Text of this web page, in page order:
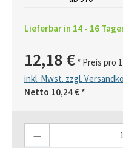
Lieferbar in 14 - 16
12,18 € * Preis pro
inkl. Mwst. zzgl.
Netto 10,24 € *